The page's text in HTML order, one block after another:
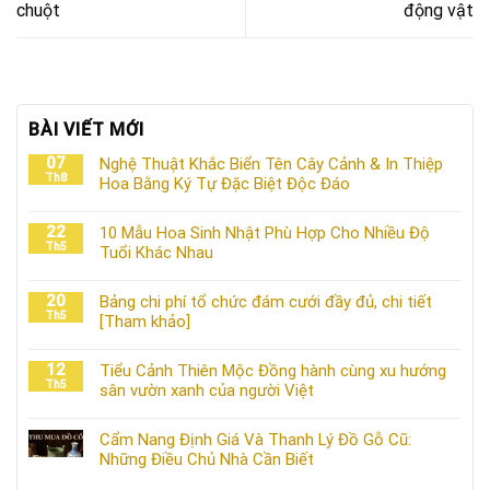
chuột động vật
BÀI VIẾT MỚI
07
Th8
Nghệ Thuật Khắc Biển Tên Cây Cảnh & In Thiệp
Hoa Bằng Ký Tự Đặc Biệt Độc Đáo
22
Th5
10 Mẫu Hoa Sinh Nhật Phù Hợp Cho Nhiều Độ
Tuổi Khác Nhau
20
Th5
Bảng chi phí tổ chức đám cưới đầy đủ, chi tiết
[Tham khảo]
12
Th5
Tiểu Cảnh Thiên Mộc Đồng hành cùng xu hướng
sân vườn xanh của người Việt
Cẩm Nang Định Giá Và Thanh Lý Đồ Gỗ Cũ:
Những Điều Chủ Nhà Cần Biết